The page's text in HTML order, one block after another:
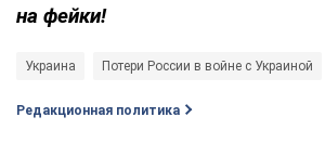
на фейки!
Украина Потери России в войне с Украиной
Редакционная политика